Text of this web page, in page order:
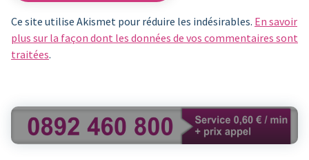
Ce site utilise Akismet pour réduire les indésirables. En savoir
plus sur la façon dont les données de vos commentaires sont
traitées.